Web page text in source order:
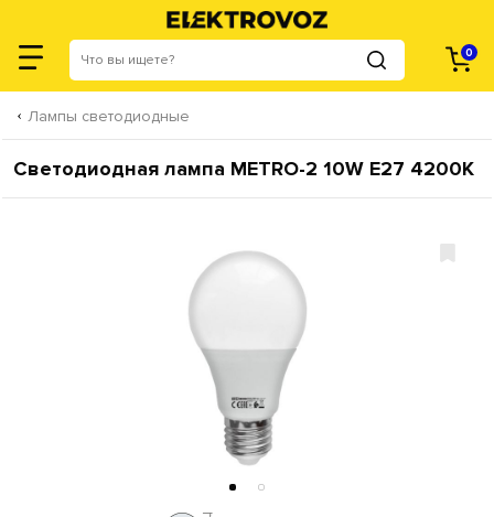
0
Лампы светодиодные
Cветодиодная лампа METRO-2 10W E27 4200К